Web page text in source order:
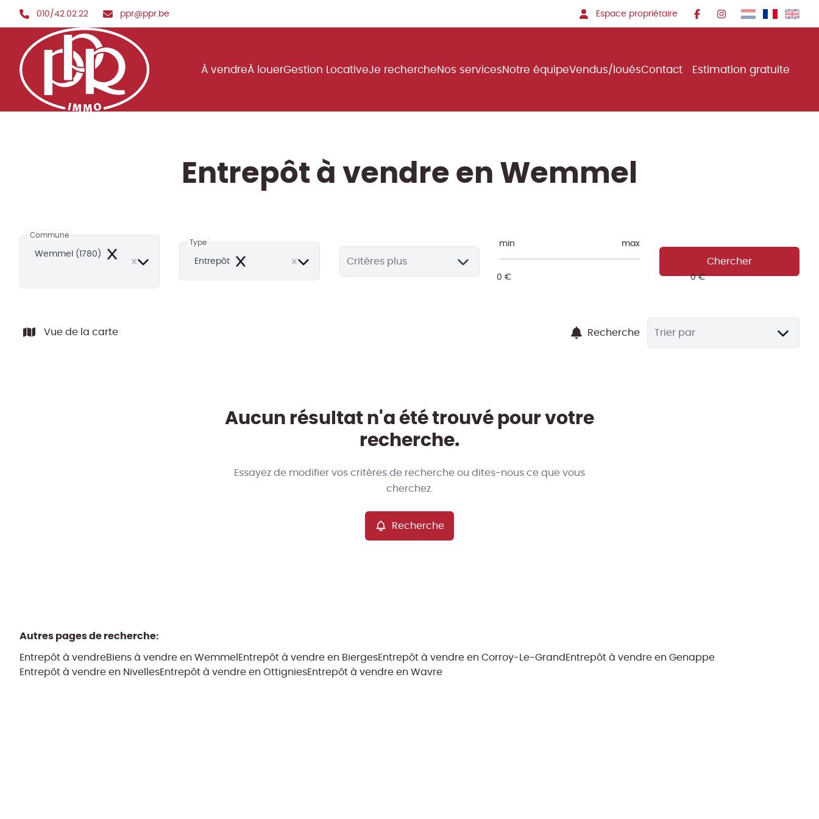
Aller au contenu principal
010/42.02.22 ppr@ppr.be Espace propriétaire
À vendreÀ louerGestion LocativeJe rechercheNos servicesNotre équipeVendus/louésContact Estimation gratuite
Entrepôt à vendre en Wemmel
Commune
Wemmel (1780)
Remove
Type
Entrepôt
Remove Critères plus
min max
Chercher
Vue de la carte Recherche Trier par
Aucun résultat n'a été trouvé pour votre
recherche.
Essayez de modifier vos critères de recherche ou dites-nous ce que vous
cherchez.
Recherche
Autres pages de recherche:
Entrepôt à vendreBiens à vendre en WemmelEntrepôt à vendre en BiergesEntrepôt à vendre en Corroy-Le-GrandEntrepôt à vendre en Genappe
Entrepôt à vendre en NivellesEntrepôt à vendre en OttigniesEntrepôt à vendre en Wavre